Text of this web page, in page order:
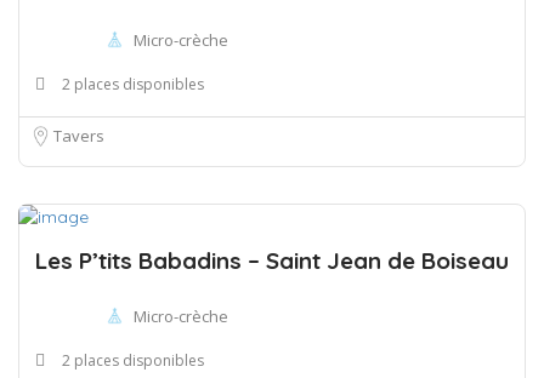
Micro-crèche
2 places disponibles
Tavers
Les P’tits Babadins – Saint Jean de Boiseau
Micro-crèche
2 places disponibles